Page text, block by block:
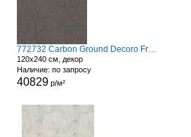
772732 Carbon Ground Decoro Fronds A
120x240 см, декор
Наличие: по запросу
40829р/м²